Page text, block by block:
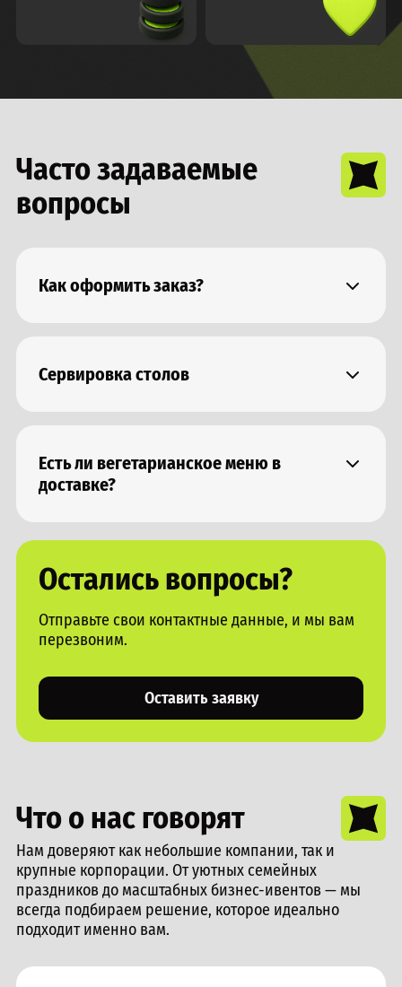
Часто задаваемые
вопросы
Как оформить заказ?
Сервировка столов
вашего мероприятия
Есть ли вегетарианское меню в
доставке?
Остались вопросы?
Отправьте свои контактные данные, и мы вам
перезвоним.
Оставить заявку
Что о нас говорят
Нам доверяют как небольшие компании, так и
крупные корпорации. От уютных семейных
праздников до масштабных бизнес-ивентов — мы
всегда подбираем решение, которое идеально
подходит именно вам.